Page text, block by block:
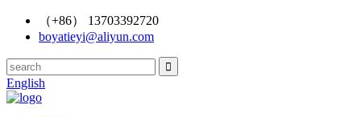
（+86） 13703392720
boyatieyi@aliyun.com
English